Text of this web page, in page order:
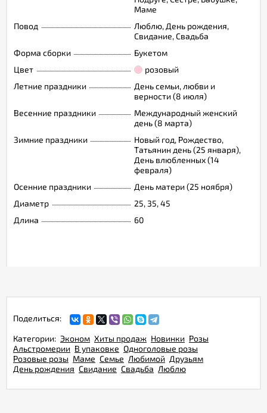
Маме
Повод
Люблю, День рождения,
Свидание, Свадьба
Форма сборки
Букетом
Цвет
розовый
Летние праздники
День семьи, любви и
верности (8 июля)
Весенние праздники
Международный женский
день (8 марта)
Зимние праздники
Новый год, Рождество,
Татьянин день (25 января),
День влюбленных (14
февраля)
Осенние праздники
День матери (25 ноября)
Диаметр
25, 35, 45
Длина
60
Поделиться:
Категории: Эконом Хиты продаж Новинки Розы
Альстромерии В упаковке Одноголовые розы
Розовые розы Маме Семье Любимой Друзьям
День рождения Свидание Свадьба Люблю